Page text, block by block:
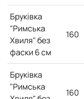
Бруківка
"Римська
Хвиля" без
фаски 6 см
160
Бруківка
"Римська
160